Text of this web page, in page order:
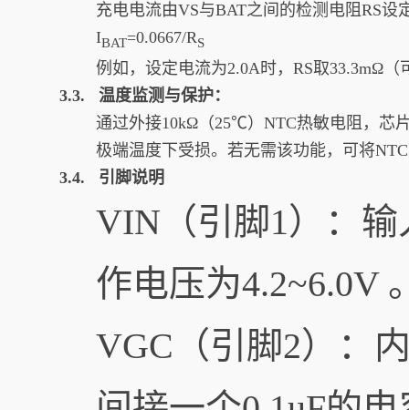
充电电流由VS与BAT之间的检测电阻RS设
IBAT​=0.0667​/RS​
例如，设定电流为2.0A时，RS取33.3mΩ
3.3. 温度监测与保护：
通过外接10kΩ（25℃）NTC热敏电阻，芯
极端温度下受损。若无需该功能，可将
3.4. 引脚说明
VIN（引脚1）：
作电压为4.2~6.0V
VGC（引脚2）：